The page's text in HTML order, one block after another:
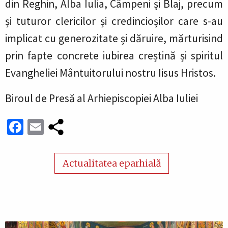
din Reghin, Alba Iulia, Câmpeni și Blaj, precum
și tuturor clericilor și credincioșilor care s-au
implicat cu generozitate și dăruire, mărturisind
prin fapte concrete iubirea creștină și spiritul
Evangheliei Mântuitorului nostru Iisus Hristos.
Biroul de Presă al Arhiepiscopiei Alba Iuliei
Facebook
Email
Actualitatea eparhială